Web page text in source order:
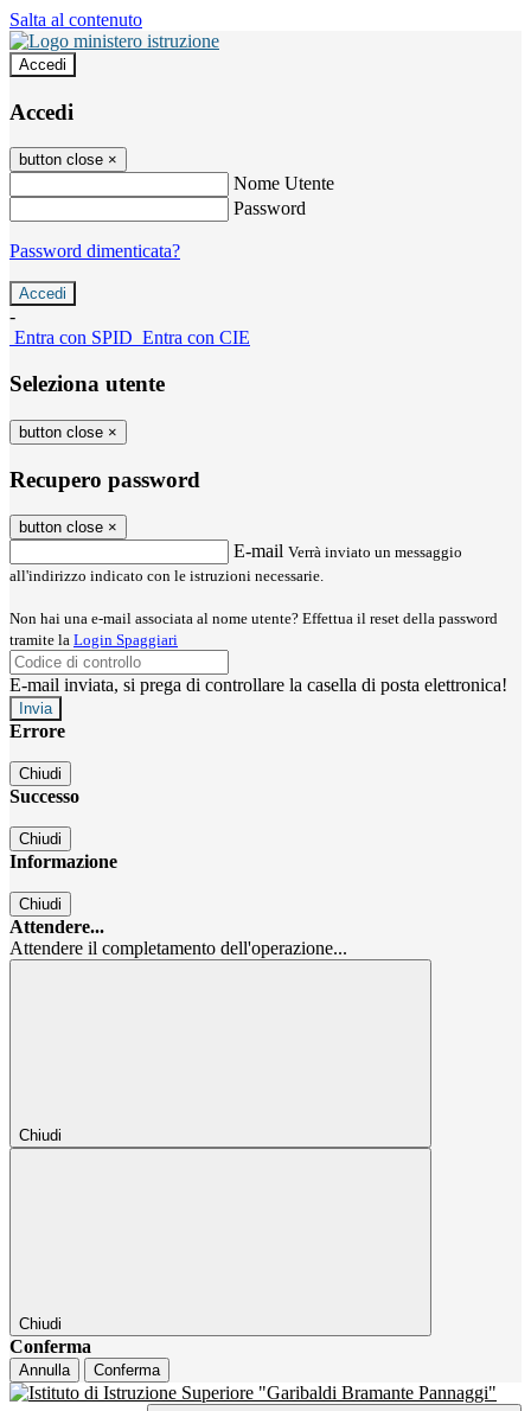
Salta al contenuto
Accedi
Accedi
button close ×
Nome Utente
Password
Password dimenticata?
-
Entra con SPID Entra con CIE
Seleziona utente
button close ×
Recupero password
button close ×
E-mail Verrà inviato un messaggio
all'indirizzo indicato con le istruzioni necessarie.
Non hai una e-mail associata al nome utente? Effettua il reset della password
tramite la Login Spaggiari
E-mail inviata, si prega di controllare la casella di posta elettronica!
Errore
Chiudi
Successo
Chiudi
Informazione
Chiudi
Attendere...
Attendere il completamento dell'operazione...
Chiudi
Chiudi
Conferma
Annulla Conferma